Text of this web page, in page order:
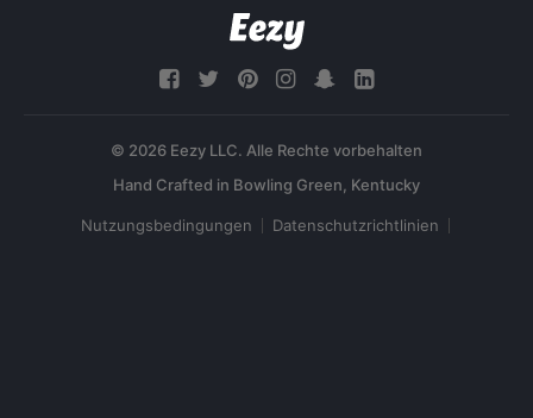
© 2026 Eezy LLC. Alle Rechte vorbehalten
Nutzungsbedingungen Datenschutzrichtlinien